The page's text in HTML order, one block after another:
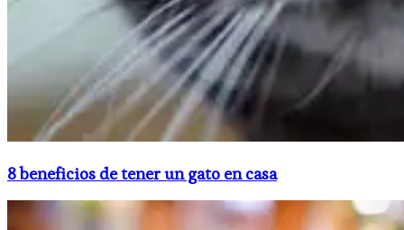
8 beneficios de tener un gato en casa